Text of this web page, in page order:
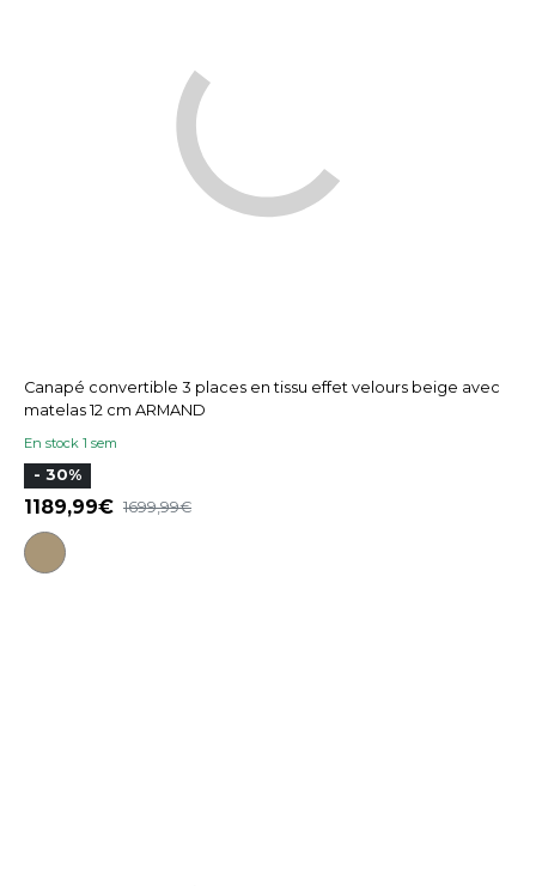
Canapé convertible 3 places en tissu effet velours beige avec
matelas 12 cm ARMAND
En stock 1 sem
- 30%
1189,99 1699,99